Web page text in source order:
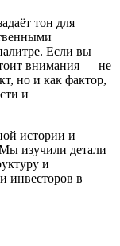
тон для
Если вы
внимания — не
но и как фактор,
и
истории и
изучили детали
и
инвесторов в